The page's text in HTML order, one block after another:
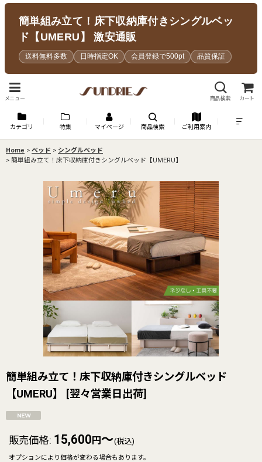
簡単組み立て！床下収納庫付きシングルベッ
ド【UMERU】 激安通販
送料無料多数 日時指定OK 会員登録で500pt 品質保証
メニュー 商品検索 カート
カテゴリ 特集 マイページ 商品検索 ご利用案内
Home > ベッド > シングルベッド
> 簡単組み立て！床下収納庫付きシングルベッド【UMERU】
簡単組み立て！床下収納庫付きシングルベッド
【UMERU】
[翌々営業日出荷]
販売価格: 15,600 円 ～(税込)
オプションにより価格が変わる場合もあります。